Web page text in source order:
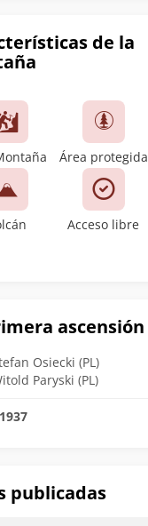
de la
Área protegida
Acceso libre
ascensión
Osiecki (PL)
Paryski (PL)
1937
publicadas